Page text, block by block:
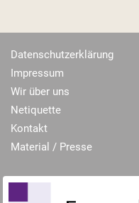
Datenschutzerklärung
Impressum
Wir über uns
Netiquette
Kontakt
Material / Presse